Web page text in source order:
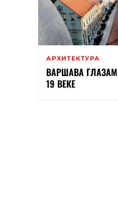
АРХИТЕКТУРА
ВАРШАВА
19 ВЕКЕ